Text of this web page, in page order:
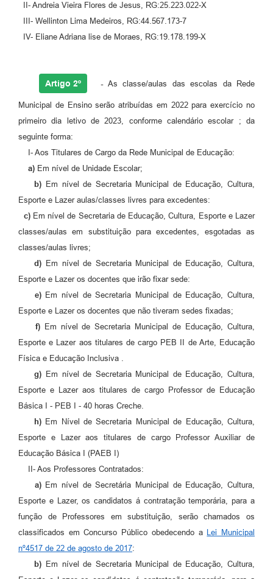
II- Andreia Vieira Flores de Jesus, RG:25.223.022-X
III- Wellinton Lima Medeiros, RG:44.567.173-7
IV- Eliane Adriana lise de Moraes, RG:19.178.199-X
Artigo 2º -As classe/aulas das escolas da Rede
Municipal de Ensino serão atribuídas em 2022 para exercício no
primeiro dia letivo de 2023, conforme calendário escolar ; da
seguinte forma:
I- Aos Titulares de Cargo da Rede Municipal de Educação:
a) Em nível de Unidade Escolar;
b) Em nível de Secretaria Municipal de Educação, Cultura,
Esporte e Lazer aulas/classes livres para excedentes:
c) Em nível de Secretaria de Educação, Cultura, Esporte e Lazer
classes/aulas em substituição para excedentes, esgotadas as
classes/aulas livres;
d) Em nível de Secretaria Municipal de Educação, Cultura,
Esporte e Lazer os docentes que irão fixar sede:
e) Em nível de Secretaria Municipal de Educação, Cultura,
Esporte e Lazer os docentes que não tiveram sedes fixadas;
f) Em nível de Secretaria Municipal de Educação, Cultura,
Esporte e Lazer aos titulares de cargo PEB II de Arte, Educação
Física e Educação Inclusiva .
g) Em nível de Secretaria Municipal de Educação, Cultura,
Esporte e Lazer aos titulares de cargo Professor de Educação
Básica I - PEB I - 40 horas Creche.
h) Em Nível de Secretaria Municipal de Educação, Cultura,
Esporte e Lazer aos titulares de cargo Professor Auxiliar de
Educação Básica I (PAEB I)
II- Aos Professores Contratados:
a) Em nível de Secretária Municipal de Educação, Cultura,
Esporte e Lazer, os candidatos á contratação temporária, para a
função de Professores em substituição, serão chamados os
classificados em Concurso Público obedecendo a Lei Municipal
nº4517 de 22 de agosto de 2017:
b) Em nível de Secretaria Municipal de Educação, Cultura,